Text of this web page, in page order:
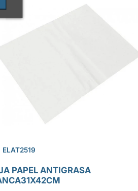
ELAT2519
PAPEL ANTIGRASA